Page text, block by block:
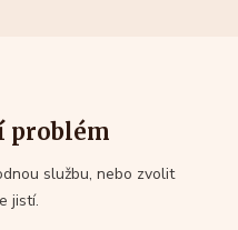
problém
službu, nebo zvolit
jistí.